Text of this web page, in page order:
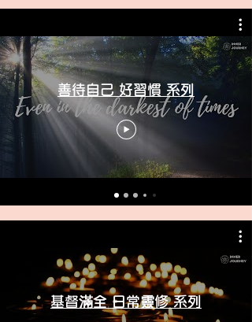
善待自己 好習慣 系列
基督滿全 日常靈修 系列